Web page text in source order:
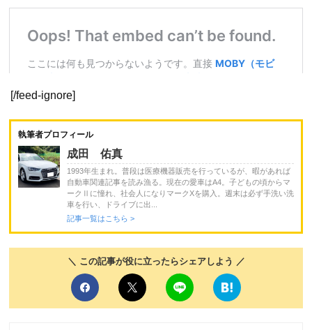
[/feed-ignore]
執筆者プロフィール
成田 佑真
1993年生まれ。普段は医療機器販売を行っているが、暇があれば
自動車関連記事を読み漁る。現在の愛車はA4。子どもの頃からマ
ークⅡに憧れ、社会人になりマークXを購入。週末は必ず手洗い洗
車を行い、ドライブに出...
記事一覧はこちら >
＼ この記事が役に立ったらシェアしよう ／